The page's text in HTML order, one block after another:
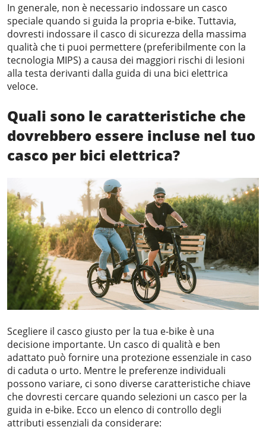
In generale, non è necessario indossare un casco
speciale quando si guida la propria e-bike. Tuttavia,
dovresti indossare il casco di sicurezza della massima
qualità che ti puoi permettere (preferibilmente con la
tecnologia MIPS) a causa dei maggiori rischi di lesioni
alla testa derivanti dalla guida di una bici elettrica
veloce.
Quali sono le caratteristiche che
dovrebbero essere incluse nel tuo
casco per bici elettrica?
Scegliere il casco giusto per la tua e-bike è una
decisione importante. Un casco di qualità e ben
adattato può fornire una protezione essenziale in caso
di caduta o urto. Mentre le preferenze individuali
possono variare, ci sono diverse caratteristiche chiave
che dovresti cercare quando selezioni un casco per la
guida in e-bike. Ecco un elenco di controllo degli
attributi essenziali da considerare: